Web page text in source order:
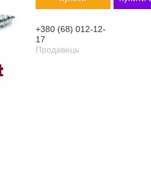
+380 (68) 012-12-
17
Продавець